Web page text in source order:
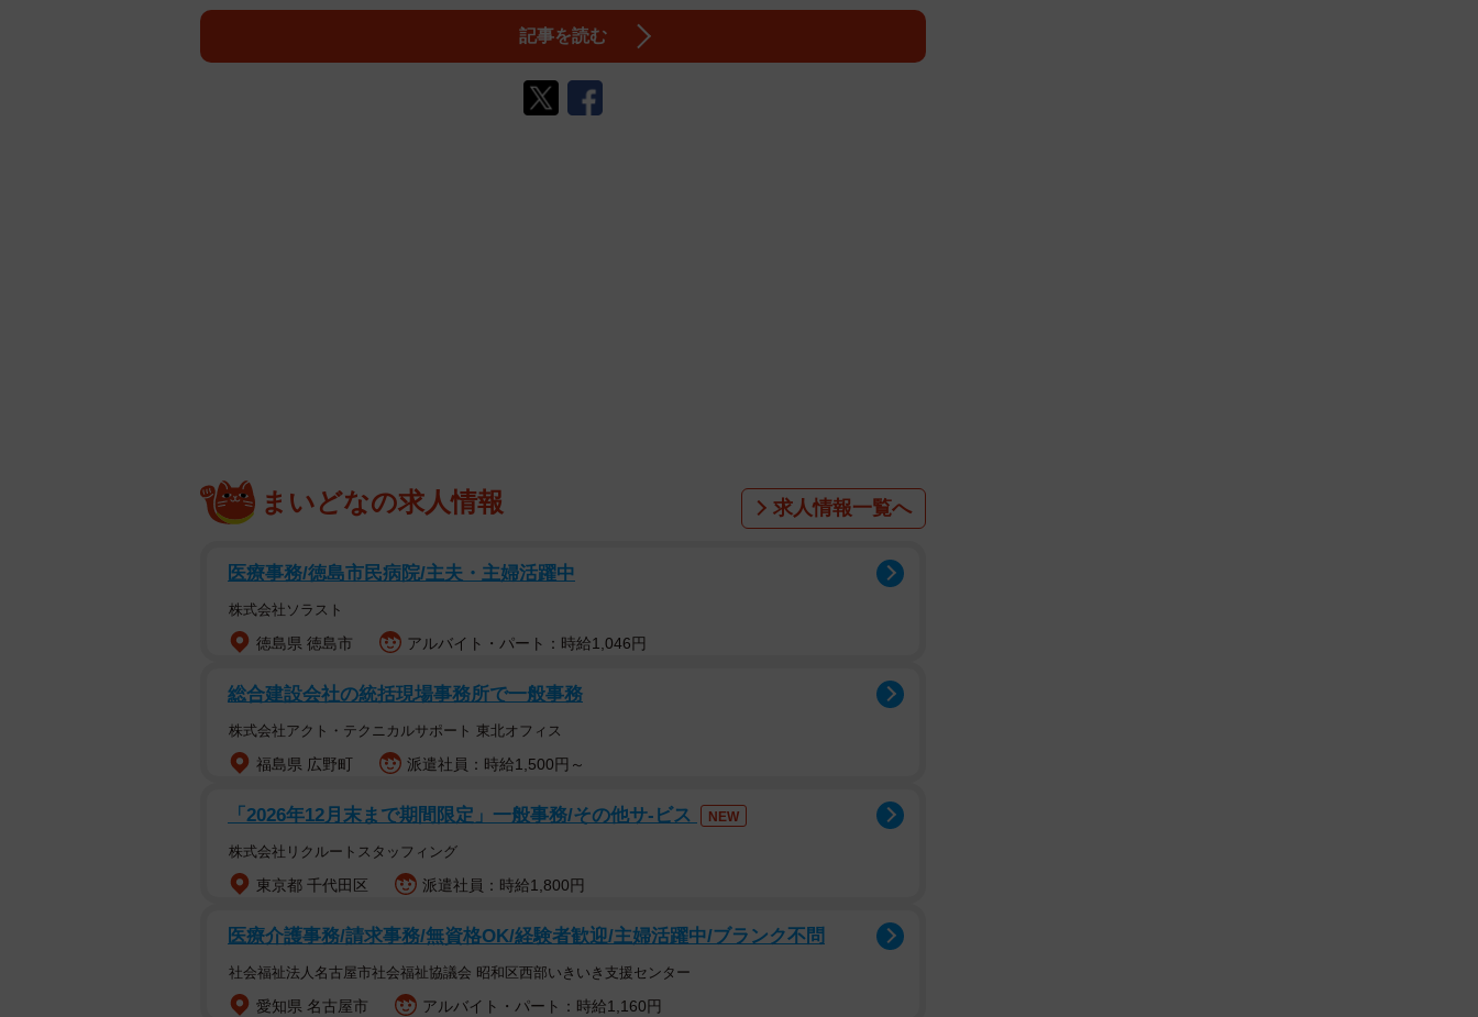
記事を読む
まいどなの求人情報 求人情報一覧へ
医療事務/徳島市民病院/主夫・主婦活躍中
株式会社ソラスト
徳島県 徳島市 アルバイト・パート：時給1,046円
総合建設会社の統括現場事務所で一般事務
株式会社アクト・テクニカルサポート 東北オフィス
福島県 広野町 派遣社員：時給1,500円～
「2026年12月末まで期間限定」一般事務/その他サ-ビス NEW
株式会社リクルートスタッフィング
東京都 千代田区 派遣社員：時給1,800円
医療介護事務/請求事務/無資格OK/経験者歓迎/主婦活躍中/ブランク不問
社会福祉法人名古屋市社会福祉協議会 昭和区西部いきいき支援センター
愛知県 名古屋市 アルバイト・パート：時給1,160円